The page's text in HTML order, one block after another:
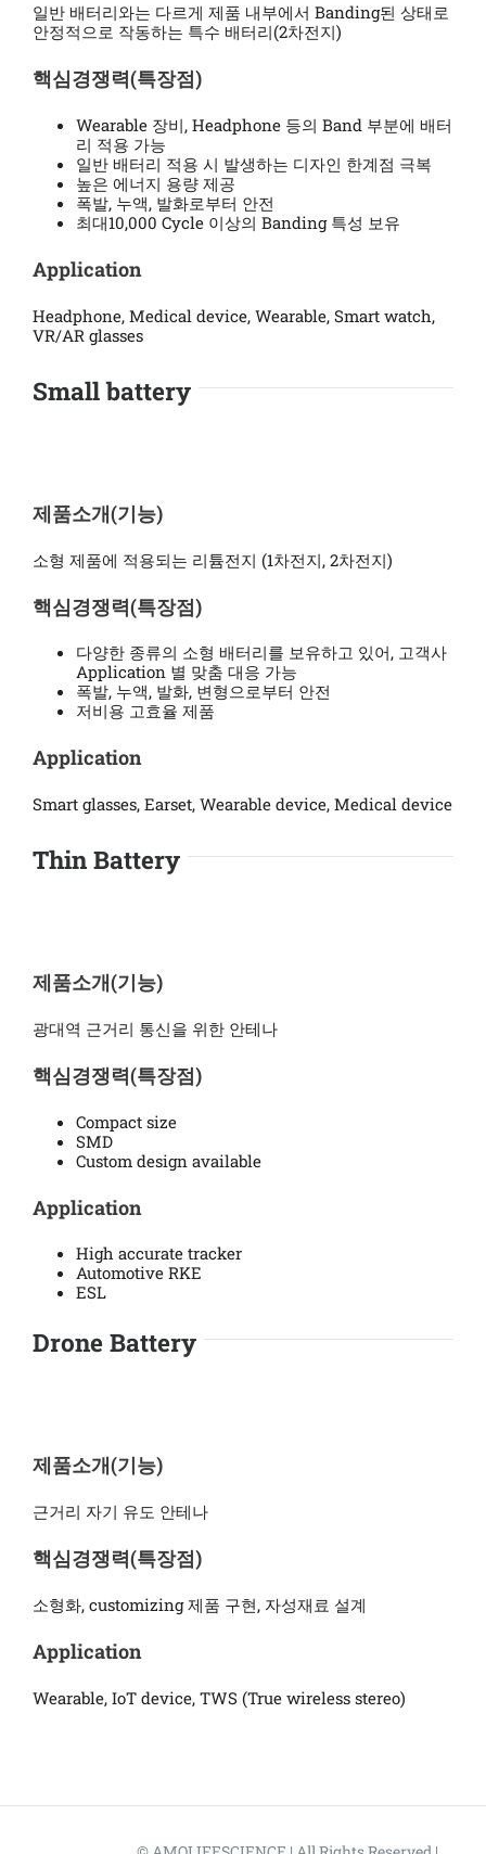
일반 배터리와는 다르게 제품 내부에서 Banding된 상태로
안정적으로 작동하는 특수 배터리(2차전지)
핵심경쟁력(특장점)
Wearable 장비, Headphone 등의 Band 부분에 배터
리 적용 가능
일반 배터리 적용 시 발생하는 디자인 한계점 극복
높은 에너지 용량 제공
폭발, 누액, 발화로부터 안전
최대10,000 Cycle 이상의 Banding 특성 보유
Application
Headphone, Medical device, Wearable, Smart watch,
VR/AR glasses
Small battery
제품소개(기능)
소형 제품에 적용되는 리튬전지 (1차전지, 2차전지)
핵심경쟁력(특장점)
다양한 종류의 소형 배터리를 보유하고 있어, 고객사
Application 별 맞춤 대응 가능
폭발, 누액, 발화, 변형으로부터 안전
저비용 고효율 제품
Application
Smart glasses, Earset, Wearable device, Medical device
Thin Battery
제품소개(기능)
광대역 근거리 통신을 위한 안테나
핵심경쟁력(특장점)
Compact size
SMD
Custom design available
Application
High accurate tracker
Automotive RKE
ESL
Drone Battery
제품소개(기능)
근거리 자기 유도 안테나
핵심경쟁력(특장점)
소형화, customizing 제품 구현, 자성재료 설계
Application
Wearable, IoT device, TWS (True wireless stereo)